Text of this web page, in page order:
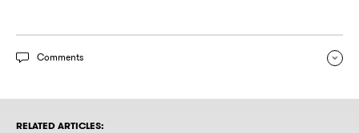
Comments
RELATED ARTICLES: